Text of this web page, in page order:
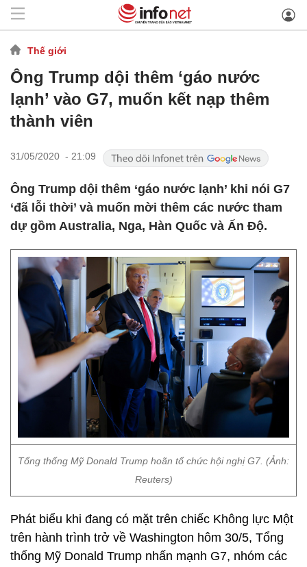
Thế giới
Ông Trump dội thêm ‘gáo nước
lạnh’ vào G7, muốn kết nạp thêm
thành viên
31/05/2020 - 21:09
Ông Trump dội thêm ‘gáo nước lạnh’ khi nói G7
‘đã lỗi thời’ và muốn mời thêm các nước tham
dự gồm Australia, Nga, Hàn Quốc và Ấn Độ.
Tổng thống Mỹ Donald Trump hoãn tổ chức hội nghị G7. (Ảnh:
Reuters)
Phát biểu khi đang có mặt trên chiếc Không lực Một
trên hành trình trở về Washington hôm 30/5, Tổng
thống Mỹ Donald Trump nhấn mạnh G7, nhóm các